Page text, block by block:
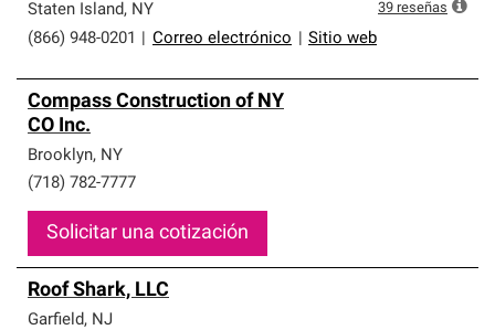
Staten Island, NY
(866) 948-0201
Correo electrónico Sitio web
39 reseñas
Compass Construction of NY
CO Inc.
Brooklyn, NY
(718) 782-7777
Solicitar una cotización
Roof Shark, LLC
Garfield, NJ